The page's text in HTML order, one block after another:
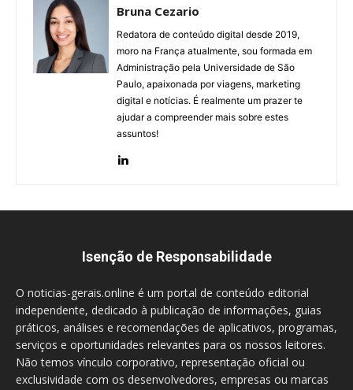
Bruna Cezario
Redatora de conteúdo digital desde 2019,
moro na França atualmente, sou formada em
Administração pela Universidade de São
Paulo, apaixonada por viagens, marketing
digital e notícias. É realmente um prazer te
ajudar a compreender mais sobre estes
assuntos!
Isenção de Responsabilidade
O noticias-gerais.online é um portal de conteúdo editorial
independente, dedicado à publicação de informações, guias
práticos, análises e recomendações de aplicativos, programas,
serviços e oportunidades relevantes para os nossos leitores.
Não temos vínculo corporativo, representação oficial ou
exclusividade com os desenvolvedores, empresas ou marcas